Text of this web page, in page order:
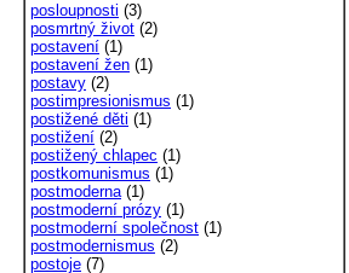
posloupnosti (3)
posmrtný život (2)
postavení (1)
postavení žen (1)
postavy (2)
postimpresionismus (1)
postižené děti (1)
postižení (2)
postižený chlapec (1)
postkomunismus (1)
postmoderna(1)
postmoderní prózy (1)
postmoderní společnost (1)
postmodernismus (2)
postoje (7)